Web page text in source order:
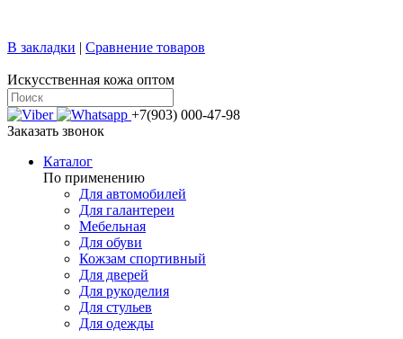
В закладки | Сравнение товаров
Искусственная кожа оптом
+7(903) 000-47-98
Заказать звонок
Каталог
По применению
Для автомобилей
Для галантереи
Мебельная
Для обуви
Кожзам спортивный
Для дверей
Для рукоделия
Для стульев
Для одежды